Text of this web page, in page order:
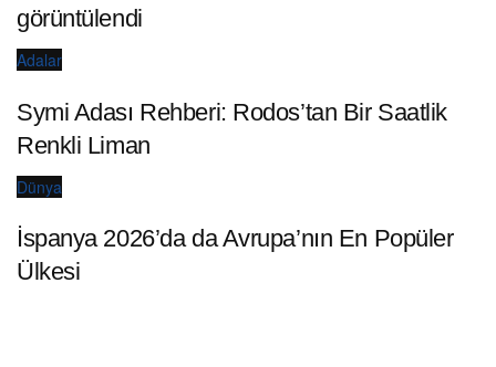
görüntülendi
Adalar
Symi Adası Rehberi: Rodos’tan Bir Saatlik
Renkli Liman
Dünya
İspanya 2026’da da Avrupa’nın En Popüler
Ülkesi